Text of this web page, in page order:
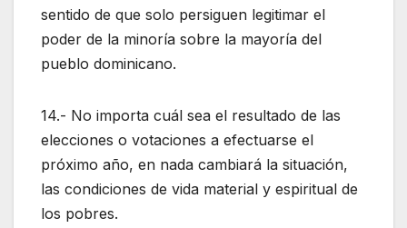
sentido de que solo persiguen legitimar el
poder de la minoría sobre la mayoría del
pueblo dominicano.
14.- No importa cuál sea el resultado de las
elecciones o votaciones a efectuarse el
próximo año, en nada cambiará la situación,
las condiciones de vida material y espiritual de
los pobres.